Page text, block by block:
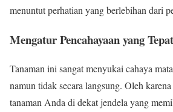
menuntut perhatian yang berlebihan dari
Mengatur Pencahayaan yang Tepat
Tanaman ini sangat menyukai cahaya
namun tidak secara langsung. Oleh
tanaman Anda di dekat jendela yang